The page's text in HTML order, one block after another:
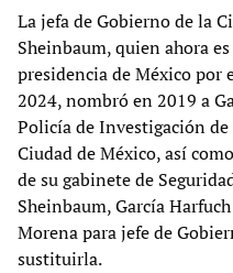
La jefa de Gobierno de la
Sheinbaum, quien ahora
presidencia de México por
2024, nombró en 2019 a
Policía de Investigación
Ciudad de México, así
de su gabinete de
Sheinbaum, García
Morena para jefe de
sustituirla.